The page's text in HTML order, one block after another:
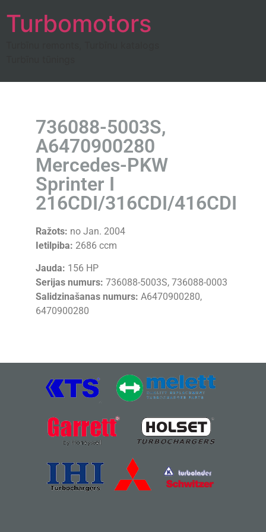
Turbomotors
736088-5003S,
A6470900280
Mercedes-PKW
Sprinter I
216CDI/316CDI/416CDI
Ražots: no Jan. 2004
Ietilpiba: 2686 ccm
Jauda: 156 HP
Serijas numurs: 736088-5003S, 736088-0003
Salidzinašanas numurs: A6470900280,
6470900280